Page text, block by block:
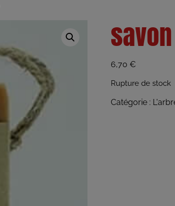
6,70 €
Rupture de stock
Catégorie :